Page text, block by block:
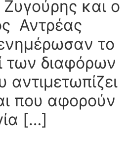
και ο
Αντρέας
το
των διαφόρων
που αφορούν
[…]